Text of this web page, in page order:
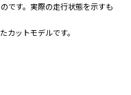
です。実際の走行状態を示すも
ットモデルです。